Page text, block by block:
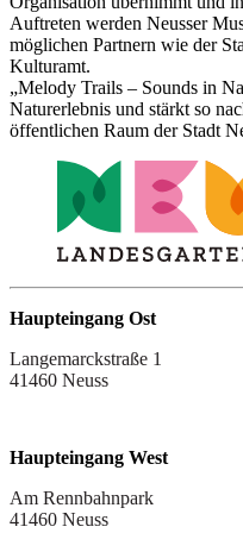
Auftreten werden Neusser
möglichen Partnern wie der
Kulturamt.
„Melody Trails – Sounds in
Naturerlebnis und stärkt so
öffentlichen Raum der Stadt
Haupteingang Ost
Langemarckstraße 1
41460 Neuss
Haupteingang West
Am Rennbahnpark
41460 Neuss